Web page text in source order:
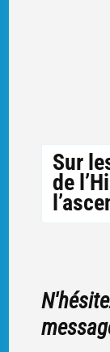
Sur
de